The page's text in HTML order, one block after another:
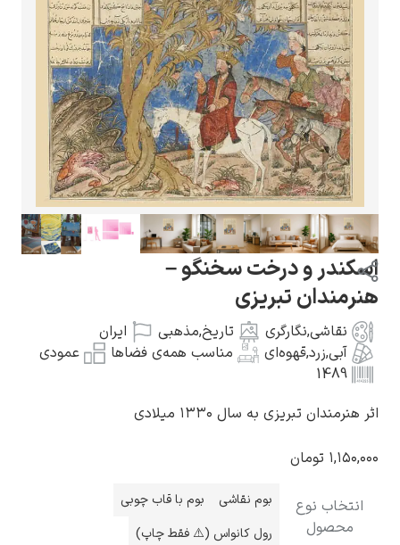
گوستاو کلیمت
ادوارد مونک
ادوارد هاپر
اسکندر و درخت سخنگو –
هنرمندان تبریزی
نقاشی,نگارگری تاریخ,مذهبی
ایران
آبی,زرد,قهوه‌ای مناسب همه‌ی فضاها
عمودی
1489
اثر هنرمندان تبریزی به سال ۱۳۳۰ میلادی
۱,۱۵۰,۰۰۰ تومان
انتخاب نوع
محصول
بوم نقاشی
بوم با قاب چوبی
رول کانواس (⚠️ فقط چاپ)